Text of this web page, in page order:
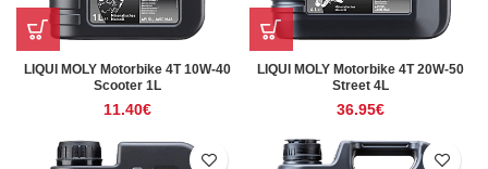
LIQUI MOLY Motorbike 4T 10W-40
Scooter 1L
11.40€
LIQUI MOLY Motorbike 4T 20W-50
Street 4L
36.95€